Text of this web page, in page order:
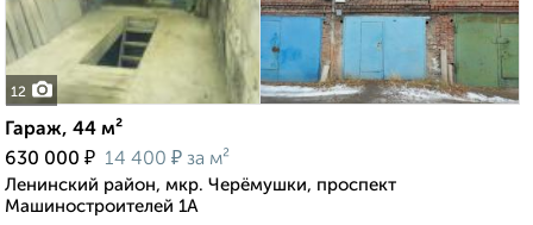
12
Гараж, 44 м²
630 000 ₽ 14 400 ₽ за м²
Ленинский район, мкр. Черёмушки, проспект
Машиностроителей 1А